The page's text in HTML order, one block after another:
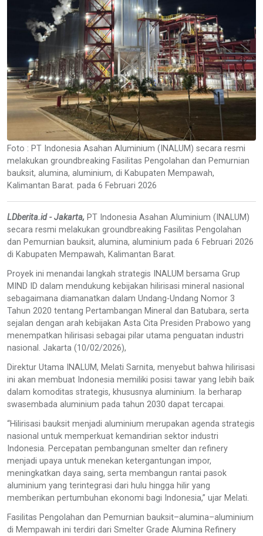
Foto : PT Indonesia Asahan Aluminium (INALUM) secara resmi
melakukan groundbreaking Fasilitas Pengolahan dan Pemurnian
bauksit, alumina, aluminium, di Kabupaten Mempawah,
Kalimantan Barat. pada 6 Februari 2026
LDberita.id - Jakarta, PT Indonesia Asahan Aluminium (INALUM)
secara resmi melakukan groundbreaking Fasilitas Pengolahan
dan Pemurnian bauksit, alumina, aluminium pada 6 Februari 2026
di Kabupaten Mempawah, Kalimantan Barat.
Proyek ini menandai langkah strategis INALUM bersama Grup
MIND ID dalam mendukung kebijakan hilirisasi mineral nasional
sebagaimana diamanatkan dalam Undang-Undang Nomor 3
Tahun 2020 tentang Pertambangan Mineral dan Batubara, serta
sejalan dengan arah kebijakan Asta Cita Presiden Prabowo yang
menempatkan hilirisasi sebagai pilar utama penguatan industri
nasional. Jakarta (10/02/2026),
Direktur Utama INALUM, Melati Sarnita, menyebut bahwa hilirisasi
ini akan membuat Indonesia memiliki posisi tawar yang lebih baik
dalam komoditas strategis, khususnya aluminium. Ia berharap
swasembada aluminium pada tahun 2030 dapat tercapai.
“Hilirisasi bauksit menjadi aluminium merupakan agenda strategis
nasional untuk memperkuat kemandirian sektor industri
Indonesia. Percepatan pembangunan smelter dan refinery
menjadi upaya untuk menekan ketergantungan impor,
meningkatkan daya saing, serta membangun rantai pasok
aluminium yang terintegrasi dari hulu hingga hilir yang
memberikan pertumbuhan ekonomi bagi Indonesia,” ujar Melati.
Fasilitas Pengolahan dan Pemurnian bauksit–alumina–aluminium
di Mempawah ini terdiri dari Smelter Grade Alumina Refinery